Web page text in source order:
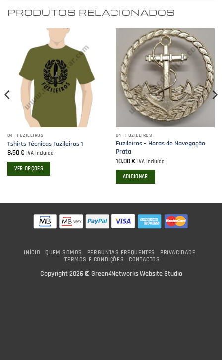
PRODUTOS RELACIONADOS
04 - FUZILEIROS
Tshirts Técnicas Fuzileiros 1
8,50€ IVA Incluído
VER OPÇÕES
has
04 - FUZILEIROS
Fuzileiros – Horas de Navegação
Prata
10,00€ IVA Incluído
ADICIONAR
INÍCIO QUEM SOMOS PERGUNTAS FREQUENTES
PRIVACIDADE
TERMOS E CONDIÇÕES
CONTACTOS
Copyright 2026 © Green4Networks Website Studio